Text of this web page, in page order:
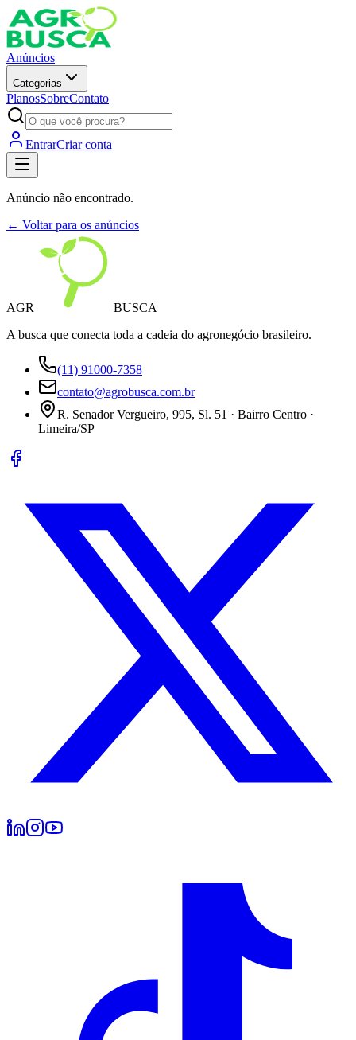
Anúncios
Categorias
PlanosSobreContato
EntrarCriar conta
Anúncio não encontrado.
← Voltar para os anúncios
AGR
BUSCA
A busca que conecta toda a cadeia do agronegócio brasileiro.
(11) 91000-7358
contato@agrobusca.com.br
R. Senador Vergueiro, 995, Sl. 51 · Bairro Centro ·
Limeira/SP